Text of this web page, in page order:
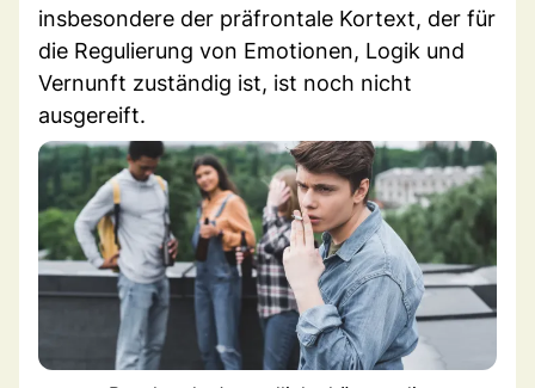
insbesondere der präfrontale Kortext, der für
die Regulierung von Emotionen, Logik und
Vernunft zuständig ist, ist noch nicht
ausgereift.